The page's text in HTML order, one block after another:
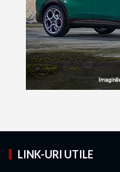
LINK-URI UTILE